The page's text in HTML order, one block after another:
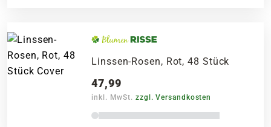
Linssen-Rosen, Rot, 48 Stück
47,99
inkl. MwSt. zzgl. Versandkosten